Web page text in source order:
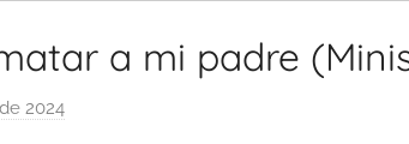
a mi padre
2024